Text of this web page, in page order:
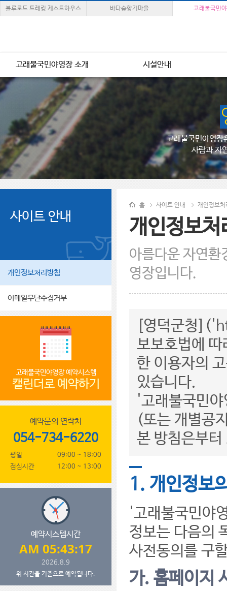
블루로드 트레킹 게스트하우스 바다숲향기마을 고래불국민
고래불국민야영장 소개 시설안내
고래불국민야영장
사람과 자
사이트 안내
개인정보처리방침
이메일무단수집거부
고래불국민야영장 예약시스템
캘린더로 예약하기
예약문의 연락처
054-734-6220
평일
09:00 ~ 18:00
점심시간
12:00 ~ 13:00
예약시스템시간
AM 05:43:18
2026.8.9
위 시간을 기준으로 예약됩니다.
홈 사이트 안내 개인정보처
개인정보처
아름다운 자연환
영장입니다.
[영덕군청
보보호법에
한 이용자의
있습니다.
'고래불국민
(또는 개별공
본 방침은부
1. 개인정보
'고래불국민야
정보는 다음의
사전동의를 구
가. 홈페이지